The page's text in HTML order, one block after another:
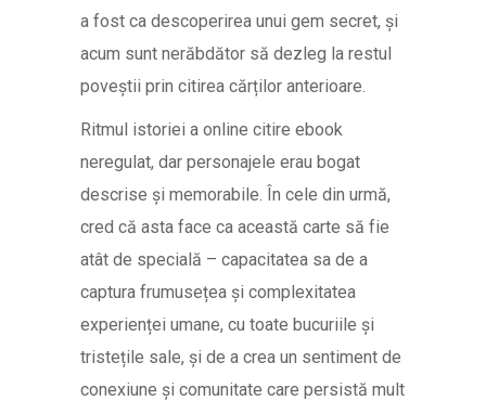
a fost ca descoperirea unui gem secret, și
acum sunt nerăbdător să dezleg la restul
poveștii prin citirea cărților anterioare.
Ritmul istoriei a online citire ebook
neregulat, dar personajele erau bogat
descrise și memorabile. În cele din urmă,
cred că asta face ca această carte să fie
atât de specială – capacitatea sa de a
captura frumusețea și complexitatea
experienței umane, cu toate bucuriile și
tristețile sale, și de a crea un sentiment de
conexiune și comunitate care persistă mult